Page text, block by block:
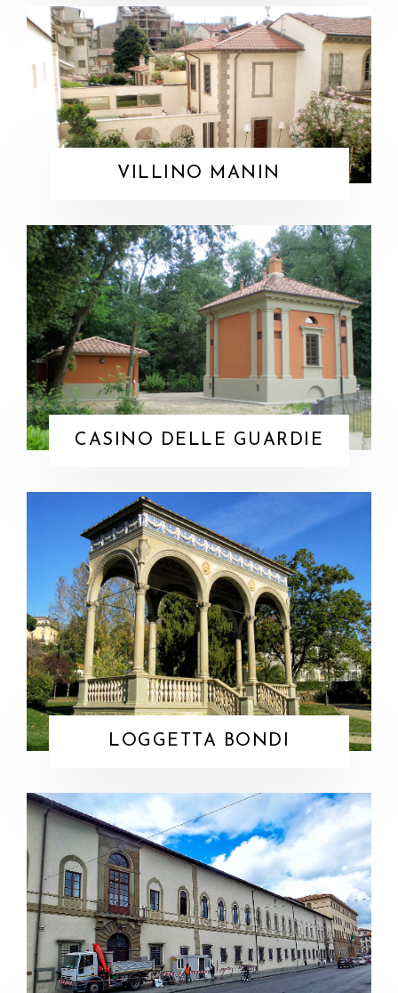
VILLINO MANIN
CASINO DELLE GUARDIE
LOGGETTA BONDI